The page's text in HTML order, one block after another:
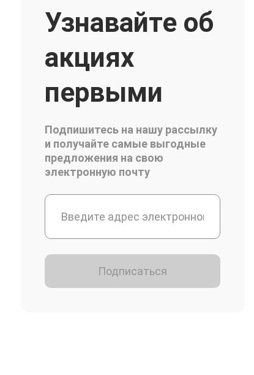
Узнавайте об
акциях
первыми
Подпишитесь на нашу рассылку
и получайте самые выгодные
предложения на свою
электронную почту
Подписаться